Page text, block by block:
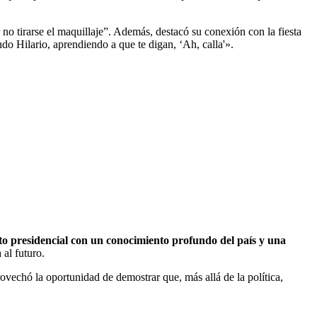
tirarse el maquillaje”. Además, destacó su conexión con la fiesta
Hilario, aprendiendo a que te digan, ‘Ah, calla'».
presidencial con un conocimiento profundo del país y una
al futuro.
la oportunidad de demostrar que, más allá de la política,